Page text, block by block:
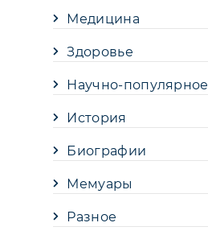
Медицина
Здоровье
Научно-популярное
История
Биографии
Мемуары
Разное